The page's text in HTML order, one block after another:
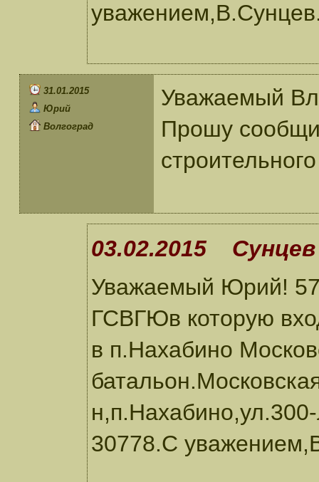
31.01.2015
Юрий
Волгоград
Уважаемый
Прошу
03.02.2015
Уважаемый Юрий! 57
ГСВГЮв которую
в п.Нахабино
30778.С